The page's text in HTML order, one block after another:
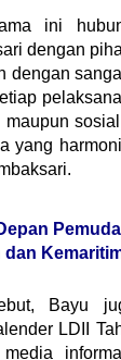
ini
dengan
dengan
yang
Bayu
LDII